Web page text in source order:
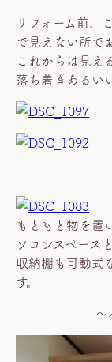
リフォーム前、
で見えない所で
これからは見え
落ち着きあるい
もともと物を置
ソコンスペース
収納棚も可動式
す。